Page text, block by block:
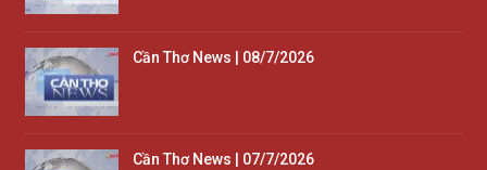
Cần Thơ News | 08/7/2026
Cần Thơ News | 07/7/2026